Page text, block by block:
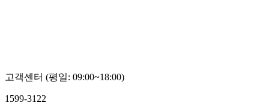
고객센터 (평일: 09:00~18:00)
1599-3122